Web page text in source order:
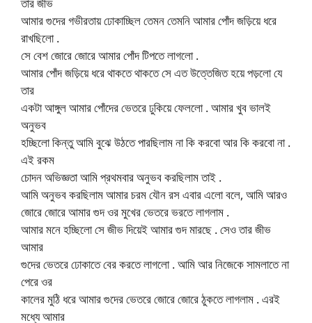
আমার গুদের গভীরতায় ঢোকাচ্ছিল তেমন তেমনি আমার পোঁদ জড়িয়ে ধরে
রাখছিলো .
সে বেশ জোরে জোরে আমার পোঁদ টিপতে লাগলো .
আমার পোঁদ জড়িয়ে ধরে থাকতে থাকতে সে এত উত্তেজিত হয়ে পড়লো যে
তার
একটা আঙ্গুল আমার পোঁদের ভেতরে ঢুকিয়ে ফেললো . আমার খুব ভালই
অনুভব
হচ্ছিলো কিন্তু আমি বুঝে উঠতে পারছিলাম না কি করবো আর কি করবো না .
এই রকম
চোদন অভিজ্ঞতা আমি প্রথমবার অনুভব করছিলাম তাই .
আমি অনুভব করছিলাম আমার চরম যৌন রস এবার এলো বলে, আমি আরও
জোরে জোরে আমার গুদ ওর মুখের ভেতরে ভরতে লাগলাম .
আমার মনে হচ্ছিলো সে জীভ দিয়েই আমার গুদ মারছে . সেও তার জীভ
আমার
গুদের ভেতরে ঢোকাতে বের করতে লাগলো . আমি আর নিজেকে সামলাতে না
পেরে ওর
কালের মুঠি ধরে আমার গুদের ভেতরে জোরে জোরে ঠুকতে লাগলাম . এরই
মধ্যে আমার